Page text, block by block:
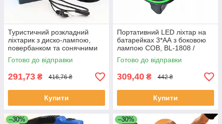
Туристичний розкладний
ліхтарик з диско-лампою,
повербанком та сонячними
панелями SX-6808T, Чорний
/ Ручним ліхтарик
Готово до відправки
291,73 ₴ 416,76 ₴
Купити
Портативний LED ліхтар на
батарейках 3*АА з боковою
лампою COB, BL-1808 /
Туристичний ліхтар-
прожектор
Готово до відправки
309,40 ₴ 442 ₴
Купити
–30% –30%